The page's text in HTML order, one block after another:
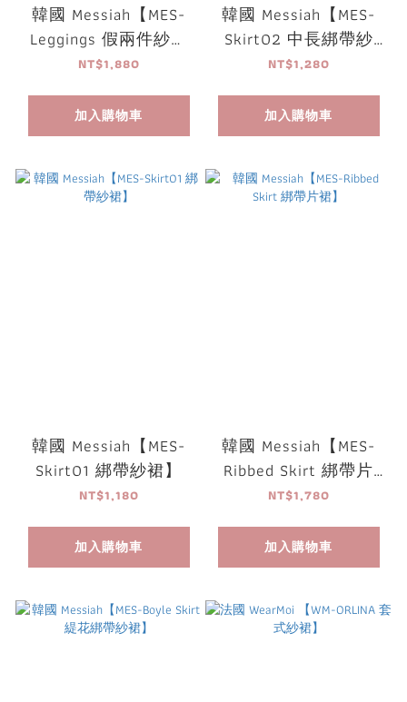
韓國 Messiah【MES-
Leggings 假兩件紗裙
緊身褲】
NT$1,880
加入購物車
韓國 Messiah【MES-
Skirt02 中長綁帶紗
裙】
NT$1,280
加入購物車
韓國 Messiah【MES-
Skirt01 綁帶紗裙】
NT$1,180
加入購物車
韓國 Messiah【MES-
Ribbed Skirt 綁帶片
裙】
NT$1,780
加入購物車